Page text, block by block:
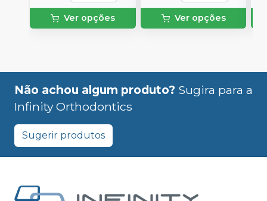
Ver opções Ver opções
Não achou algum produto? Sugira para a
Infinity Orthodontics
Sugerir produtos